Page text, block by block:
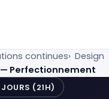
de formation
continues Design
— Perfectionnement
(21H)